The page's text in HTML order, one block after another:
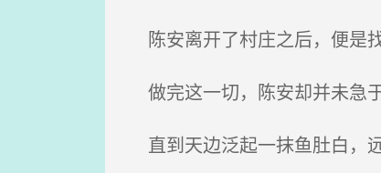
陈安离开了村庄之后，便是
做完这一切，陈安却并未急
直到天边泛起一抹鱼肚白，